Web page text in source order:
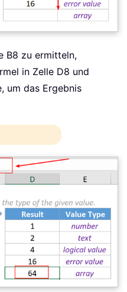
B8 zu ermitteln,
in Zelle D8 und
um das Ergebnis